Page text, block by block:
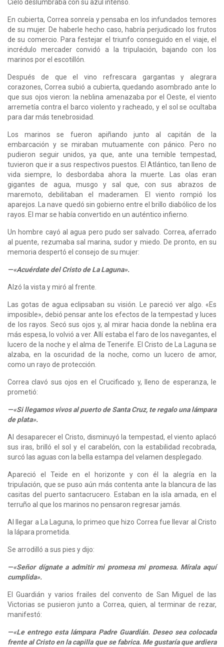
Cielo deslumbraba con su azul intenso.
En cubierta, Correa sonreía y pensaba en los infundados temores
de su mujer. De haberle hecho caso, habría perjudicado los frutos
de su comercio. Para festejar el triunfo conseguido en el viaje, el
incrédulo mercader convidó a la tripulación, bajando con los
marinos por el escotillón.
Después de que el vino refrescara gargantas y alegrara
corazones, Correa subió a cubierta, quedando asombrado ante lo
que sus ojos vieron: la neblina amenazaba por el Oeste, el viento
arremetía contra el barco violento y racheado, y el sol se ocultaba
para dar más tenebrosidad.
Los marinos se fueron apiñando junto al capitán de la
embarcación y se miraban mutuamente con pánico. Pero no
pudieron seguir unidos, ya que, ante una temible tempestad,
tuvieron que ir a sus respectivos puestos. El Atlántico, tan lleno de
vida siempre, lo desbordaba ahora la muerte. Las olas eran
gigantes de agua, musgo y sal que, con sus abrazos de
maremoto, debilitaban el maderamen. El viento rompió los
aparejos. La nave quedó sin gobierno entre el brillo diabólico de los
rayos. El mar se había convertido en un auténtico infierno.
Un hombre cayó al agua pero pudo ser salvado. Correa, aferrado
al puente, rezumaba sal marina, sudor y miedo. De pronto, en su
memoria despertó el consejo de su mujer:
—«Acuérdate del Cristo de La Laguna».
Alzó la vista y miró al frente.
Las gotas de agua eclipsaban su visión. Le pareció ver algo. «Es
imposible», debió pensar ante los efectos de la tempestad y luces
de los rayos. Secó sus ojos y, al mirar hacia donde la neblina era
más espesa, lo volvió a ver. Allí estaba el faro de los navegantes, el
lucero de la noche y el alma de Tenerife. El Cristo de La Laguna se
alzaba, en la oscuridad de la noche, como un lucero de amor,
como un rayo de protección.
Correa clavó sus ojos en el Crucificado y, lleno de esperanza, le
prometió:
—«Si llegamos vivos al puerto de Santa Cruz, te regalo una lámpara
de plata».
Al desaparecer el Cristo, disminuyó la tempestad, el viento aplacó
sus iras, brilló el sol y el carabelón, con la estabilidad recobrada,
surcó las aguas con la bella estampa del velamen desplegado.
Apareció el Teide en el horizonte y con él la alegría en la
tripulación, que se puso aún más contenta ante la blancura de las
casitas del puerto santacrucero. Estaban en la isla amada, en el
terruño al que los marinos no pensaron regresar jamás.
Al llegar a La Laguna, lo primeo que hizo Correa fue llevar al Cristo
la lápara prometida.
Se arrodilló a sus pies y dijo:
—«Señor dígnate a admitir mi promesa mi promesa. Mírala aquí
cumplida».
El Guardián y varios frailes del convento de San Miguel de las
Victorias se pusieron junto a Correa, quien, al terminar de rezar,
manifestó:
—«Le entrego esta lámpara Padre Guardián. Deseo sea colocada
frente al Cristo en la capilla que se fabrica. Me gustaría que ardiera